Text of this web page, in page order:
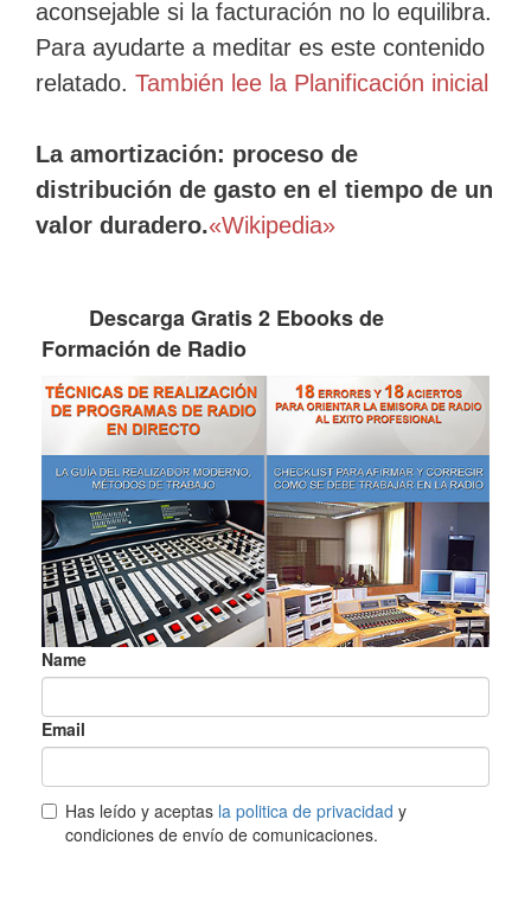
aconsejable si la facturación no lo equilibra.
Para ayudarte a meditar es este contenido
relatado. También lee la Planificación inicial
La amortización: proceso de
distribución de gasto en el tiempo de un
valor duradero.«Wikipedia»